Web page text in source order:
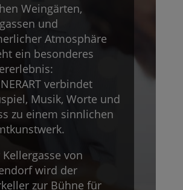
Weingärten,
und
Atmosphäre
ein besonderes
verbindet
Musik, Worte und
zu einem sinnlichen
von
wird der
zur Bühne für